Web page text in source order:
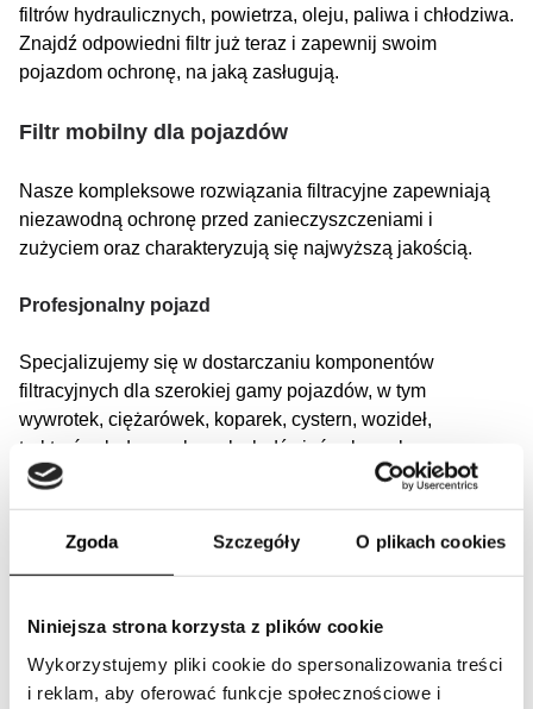
Zgoda Szczegóły O plikach cookies
Niniejsza strona korzysta z plików cookie
Wykorzystujemy pliki cookie do spersonalizowania treści
i reklam, aby oferować funkcje społecznościowe i
filtrów hydraulicznych, powietrza, oleju, paliwa i chłodziwa.
Znajdź odpowiedni filtr już teraz i zapewnij swoim
pojazdom ochronę, na jaką zasługują.
Filtr mobilny dla pojazdów
Nasze kompleksowe rozwiązania filtracyjne zapewniają
niezawodną ochronę przed zanieczyszczeniami i
zużyciem oraz charakteryzują się najwyższą jakością.
Profesjonalny pojazd
Specjalizujemy się w dostarczaniu komponentów
filtracyjnych dla szerokiej gamy pojazdów, w tym
wywrotek, ciężarówek, koparek, cystern, wozideł,
traktorów, ładowarek, małych dźwigów, koparko-
ładowarek, wózków widłowych oraz sprzętu budowlanego,
rolniczego i do odśnieżania.
zarówno filtry zamienne, jak i oryginalne dla maszyn takich
STAR, DODGE, FORD, HYUNDAI, IVECO BUS, IVECO